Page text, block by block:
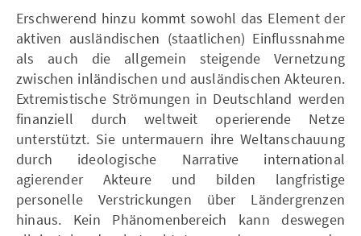
Erschwerend hinzu kommt sowohl das Element der
aktiven ausländischen (staatlichen) Einflussnahme
als auch die allgemein steigende Vernetzung
zwischen inländischen und ausländischen Akteuren.
Extremistische Strömungen in Deutschland werden
finanziell durch weltweit operierende Netze
unterstützt. Sie untermauern ihre Weltanschauung
durch ideologische Narrative international
agierender Akteure und bilden langfristige
personelle Verstrickungen über Ländergrenzen
hinaus. Kein Phänomenbereich kann deswegen